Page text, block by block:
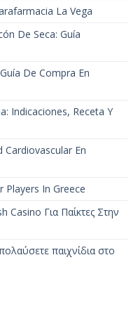
La Vega
De Seca: Guía
De Compra En
Indicaciones, Receta Y
Cardiovascular En
Players In Greece
Για Παίκτες Στην
παιχνίδια στο